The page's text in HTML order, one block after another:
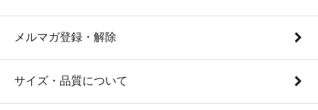
メルマガ登録・解除
サイズ・品質について